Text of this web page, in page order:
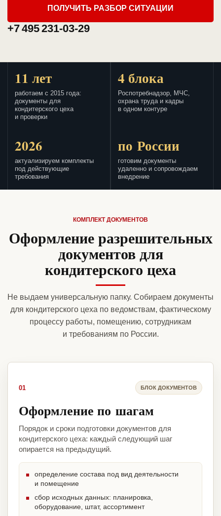
ПОЛУЧИТЬ РАЗБОР СИТУАЦИИ
+7 495 231-03-29
11 лет
работаем с 2015 года:
документы для
кондитерского цеха
и проверки
4 блока
Роспотребнадзор, МЧС,
охрана труда и кадры
в одном контуре
2026
актуализируем комплекты
под действующие
требования
по России
готовим документы
удаленно и сопровождаем
внедрение
КОМПЛЕКТ ДОКУМЕНТОВ
Оформление разрешительных
документов для
кондитерского цеха
Не выдаем универсальную папку. Собираем документы
для кондитерского цеха по ведомствам, фактическому
процессу работы, помещению, сотрудникам
и требованиям по России.
01 БЛОК ДОКУМЕНТОВ
Оформление по шагам
Порядок и сроки подготовки документов для
кондитерского цеха: каждый следующий шаг
опирается на предыдущий.
определение состава под вид деятельности
и помещение
сбор исходных данных: планировка,
оборудование, штат, ассортимент